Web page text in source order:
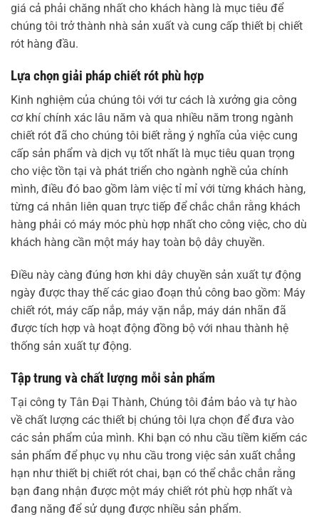
giá cả phải chăng nhất cho khách hàng là mục tiêu để
chúng tôi trở thành nhà sản xuất và cung cấp thiết bị chiết
rót hàng đầu.
Lựa chọn giải pháp chiết rót phù hợp
Kinh nghiệm của chúng tôi với tư cách là xưởng gia công
cơ khí chính xác lâu năm và qua nhiều năm trong ngành
chiết rót đã cho chúng tôi biết rằng ý nghĩa của việc cung
cấp sản phẩm và dịch vụ tốt nhất là mục tiêu quan trọng
cho việc tồn tại và phát triển cho ngành nghề của chính
mình, điều đó bao gồm làm việc tỉ mỉ với từng khách hàng,
từng cá nhân liên quan trực tiếp để chắc chắn rằng khách
hàng phải có máy móc phù hợp nhất cho công việc, cho dù
khách hàng cần một máy hay toàn bộ dây chuyền.
Điều này càng đúng hơn khi dây chuyền sản xuất tự động
ngày được thay thế các giao đoạn thủ công bao gồm: Máy
chiết rót, máy cấp nắp, máy vặn nắp, máy dán nhãn đã
được tích hợp và hoạt động đồng bộ với nhau thành hệ
thống sản xuất tự động.
Tập trung và chất lượng mỗi sản phẩm
Tại công ty Tân Đại Thành, Chúng tôi đảm bảo và tự hào
về chất lượng các thiết bị chúng tôi lựa chọn để đưa vào
các sản phẩm của mình. Khi bạn có nhu cầu tiềm kiếm các
sản phẩm để phục vụ nhu cầu trong việc sản xuất chẳng
hạn như thiết bị chiết rót chai, bạn có thể chắc chắn rằng
bạn đang nhận được một máy chiết rót phù hợp nhất và
đang năng để sử dụng được nhiều sản phẩm.